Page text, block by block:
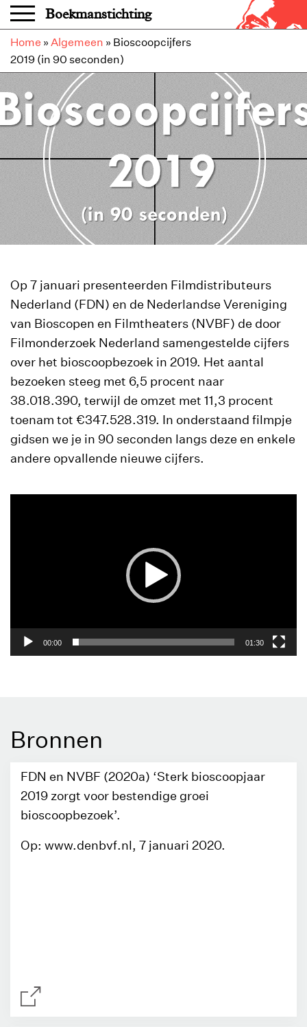
Overslaan en naar de inhoud gaan
Boekmanstichting
Home » Algemeen » Bioscoopcijfers
2019 (in 90 seconden)
Op 7 januari presenteerden Filmdistributeurs
Nederland (FDN) en de Nederlandse Vereniging
van Bioscopen en Filmtheaters (NVBF) de door
Filmonderzoek Nederland samengestelde cijfers
over het bioscoopbezoek in 2019. Het aantal
bezoeken steeg met 6,5 procent naar
38.018.390, terwijl de omzet met 11,3 procent
toenam tot €347.528.319. In onderstaand filmpje
gidsen we je in 90 seconden langs deze en enkele
andere opvallende nieuwe cijfers.
00:00 01:30
Bronnen
FDN en NVBF (2020a) ‘Sterk bioscoopjaar
2019 zorgt voor bestendige groei
bioscoopbezoek’.
Op: www.denbvf.nl, 7 januari 2020.